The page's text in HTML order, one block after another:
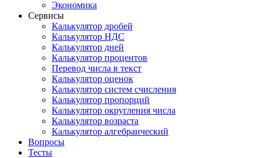
Экономика
Сервисы
Калькулятор дробей
Калькулятор НДС
Калькулятор дней
Калькулятор процентов
Перевод числа в текст
Калькулятор оценок
Калькулятор систем счисления
Калькулятор пропорций
Калькулятор округления числа
Калькулятор возраста
Калькулятор алгебраический
Вопросы
Тесты